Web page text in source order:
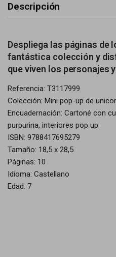
Descripción
Despliega las páginas de
fantástica colección y
que viven los personajes
Referencia: T3117999
Colección: Mini pop-up de
Encuadernación: Cartoné con
purpurina, interiores pop up
ISBN: 9788417695279
Tamaño: 18,5 x 28,5
Páginas: 10
Idioma: Castellano
Edad: 7